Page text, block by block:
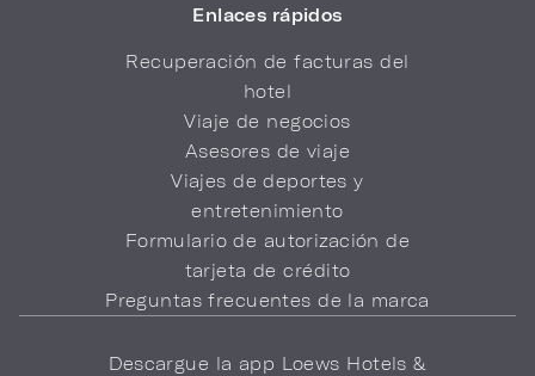
Enlaces rápidos
Recuperación de facturas del
hotel
Viaje de negocios
Asesores de viaje
Viajes de deportes y
entretenimiento
Formulario de autorización de
tarjeta de crédito
Preguntas frecuentes de la marca
Descargue la app Loews Hotels &